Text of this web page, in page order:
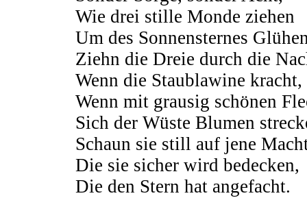
Wie drei stille Monde ziehen
Um des Sonnensternes
Ziehn die Dreie durch die
Wenn die Staublawine kracht,
Wenn mit grausig schönen
Sich der Wüste Blumen
Schaun sie still auf jene
Die sie sicher wird bedecken,
Die den Stern hat angefacht.